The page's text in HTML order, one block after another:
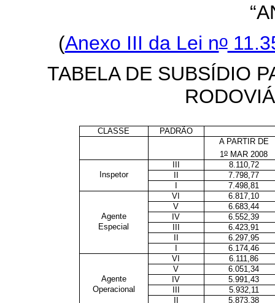
(Anexo III da Lei no
TABELA DE SUBSÍDIO
CLASSE
PADRÃO
A PARTIR DE
1o MAR 2008
8.110,72
Inspetor
7.798,77
7.498,81
VI
6.817,10
V
6.683,44
Agente
IV
6.552,39
Especial
6.423,91
6.297,95
6.174,46
VI
6.111,86
V
6.051,34
Agente
IV
5.991,43
Operacional
5.932,11
5.873,38